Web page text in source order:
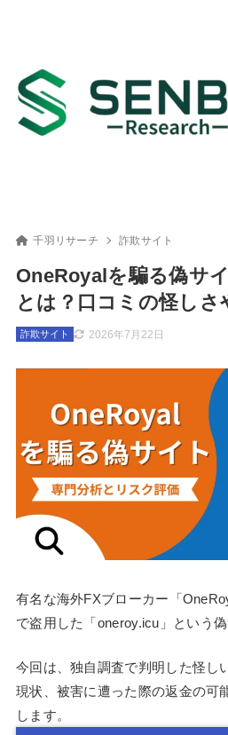
千羽リサーチ 詐欺サイト
OneRoyalを騙る偽サ
とは？口コミの怪しさ
2026年7月22日
詐欺サイト
有名な海外FXブローカー「
で盗用した「oneroy.icu」という
今回は、独自調査で判明した怪し
現状、被害に遭った際の返金の可
します。